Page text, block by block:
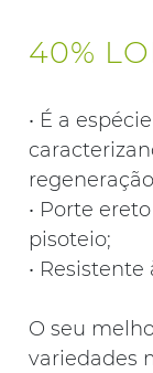
40%
• É a
• Porte
pisoteio;
•
O seu
variedades